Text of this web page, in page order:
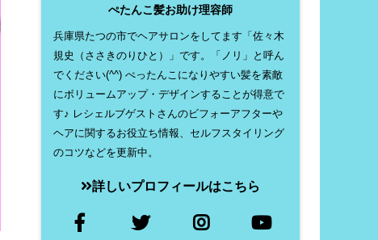
ぺたんこ髪お助け理容師
兵庫県たつの市でヘアサロンをしてます「佐々木
規史（ささきのりひと）」です。「ノリ」と呼ん
でください(^^) ぺったんこになりやすい髪を素敵
にボリュームアップ・デザインすることが得意で
す♪ レシェルブゲストさんのビフォーアフターや
ヘアに関するお役立ち情報、セルフスタイリング
のコツなどを更新中。
詳しいプロフィールはこちら